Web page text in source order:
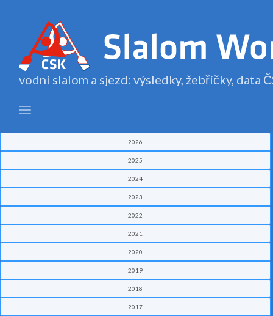
vodní slalom a sjezd: výsledky, žebříčky, data
2026
2025
2024
2023
2022
2021
2020
2019
2018
2017